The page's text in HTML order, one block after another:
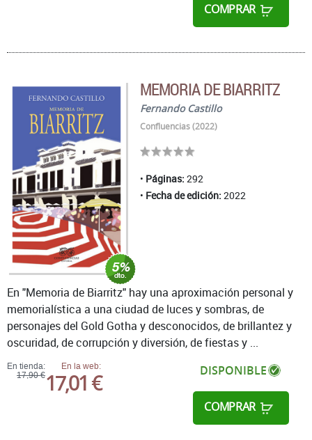
COMPRAR
MEMORIA DE BIARRITZ
Fernando Castillo
Confluencias (2022)
Páginas: 292
Fecha de edición: 2022
En tienda:
17,90 €
En la web:
17,01 € DISPONIBLE
COMPRAR
En "Memoria de Biarritz" hay una aproximación personal y
memorialística a una ciudad de luces y sombras, de
personajes del Gold Gotha y desconocidos, de brillantez y
oscuridad, de corrupción y diversión, de fiestas y ...